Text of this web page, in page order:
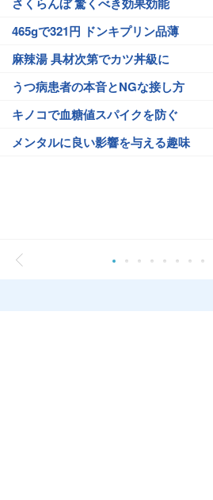
465gで321円 ドンキプリン品薄
麻辣湯 具材次第でカツ丼級に
うつ病患者の本音とNGな接し方
キノコで血糖値スパイクを防ぐ
メンタルに良い影響を与える趣味